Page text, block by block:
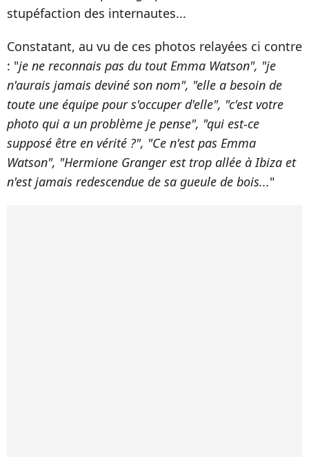
stupéfaction des internautes...
Constatant, au vu de ces photos relayées ci contre
: "je ne reconnais pas du tout Emma Watson", "je
n'aurais jamais deviné son nom", "elle a besoin de
toute une équipe pour s'occuper d'elle", "c'est votre
photo qui a un problème je pense", "qui est-ce
supposé être en vérité ?", "Ce n'est pas Emma
Watson", "Hermione Granger est trop allée à Ibiza et
n'est jamais redescendue de sa gueule de bois..."